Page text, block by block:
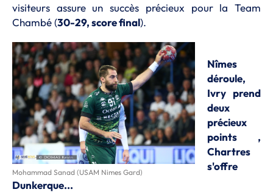
visiteurs assure un succès précieux pour la Team
Chambé (30-29, score final).
Mohammad Sanad (USAM Nimes Gard)
Nîmes
déroule,
Ivry prend
deux
précieux
points ,
Chartres
s'offre
Dunkerque...